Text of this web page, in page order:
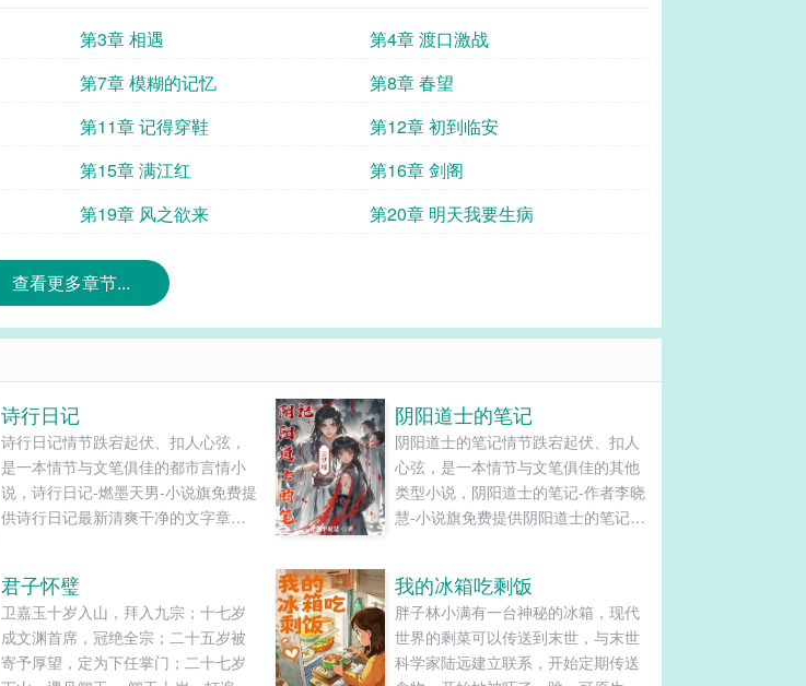
第3章 相遇
第4章 渡口激战
第7章 模糊的记忆
第8章 春望
第11章 记得穿鞋
第12章 初到临安
第15章 满江红
第16章 剑阁
第19章 风之欲来 第20章 明天我要生病
查看更多章节...
诗行日记
诗行日记情节跌宕起伏、扣人心弦，
是一本情节与文笔俱佳的都市言情小
说，诗行日记-燃墨天男-小说旗免费提
供诗行日记最新清爽干净的文字章节
阴阳道士的笔记
阴阳道士的笔记情节跌宕起伏、扣人
心弦，是一本情节与文笔俱佳的其他
类型小说，阴阳道士的笔记-作者李晓
慧-小说旗免费提供阴阳道士的笔记最
君子怀璧
卫嘉玉十岁入山，拜入九宗；十七岁
成文渊首席，冠绝全宗；二十五岁被
寄予厚望，定为下任掌门；二十七岁
我的冰箱吃剩饭
胖子林小满有一台神秘的冰箱，现代
世界的剩菜可以传送到末世，与末世
科学家陆远建立联系，开始定期传送